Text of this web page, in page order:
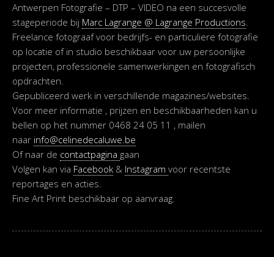
Antwerpen Fotografie – DTP – VIDEO na een succesvolle
stageperiode bij Marc Lagrange @ Lagrange Productions.
Freelance fotograaf voor bedrijfs- en particuliere fotografie
op locatie of in studio beschikbaar voor uw persoonlijke
projecten, professionele samenwerkingen en fotografisch
opdrachten.
Gepubliceerd werk in verschillende magazines/websites.
Voor meer informatie , prijzen en beschikbaarheden kan u
bellen op het nummer 0468 24 05 11 , mailen
naar info@celinedecaluwe.be
Of naar de contactpagina gaan
Volgen kan via Facebook & Instagram voor recentste
reportages en acties.
Fine Art Print beschikbaar op aanvraag.